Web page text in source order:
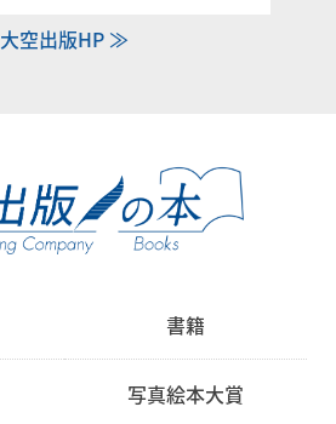
大空出版HP ≫
書籍
写真絵本大賞